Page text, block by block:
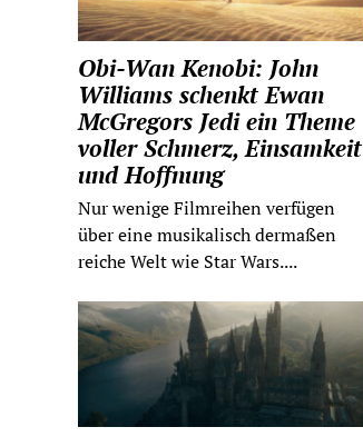
Obi-Wan Kenobi: John
Williams schenkt Ewan
McGregors Jedi ein Theme
voller Schmerz, Einsamkeit
und Hoffnung
Nur wenige Filmreihen verfügen
über eine musikalisch dermaßen
reiche Welt wie Star Wars....